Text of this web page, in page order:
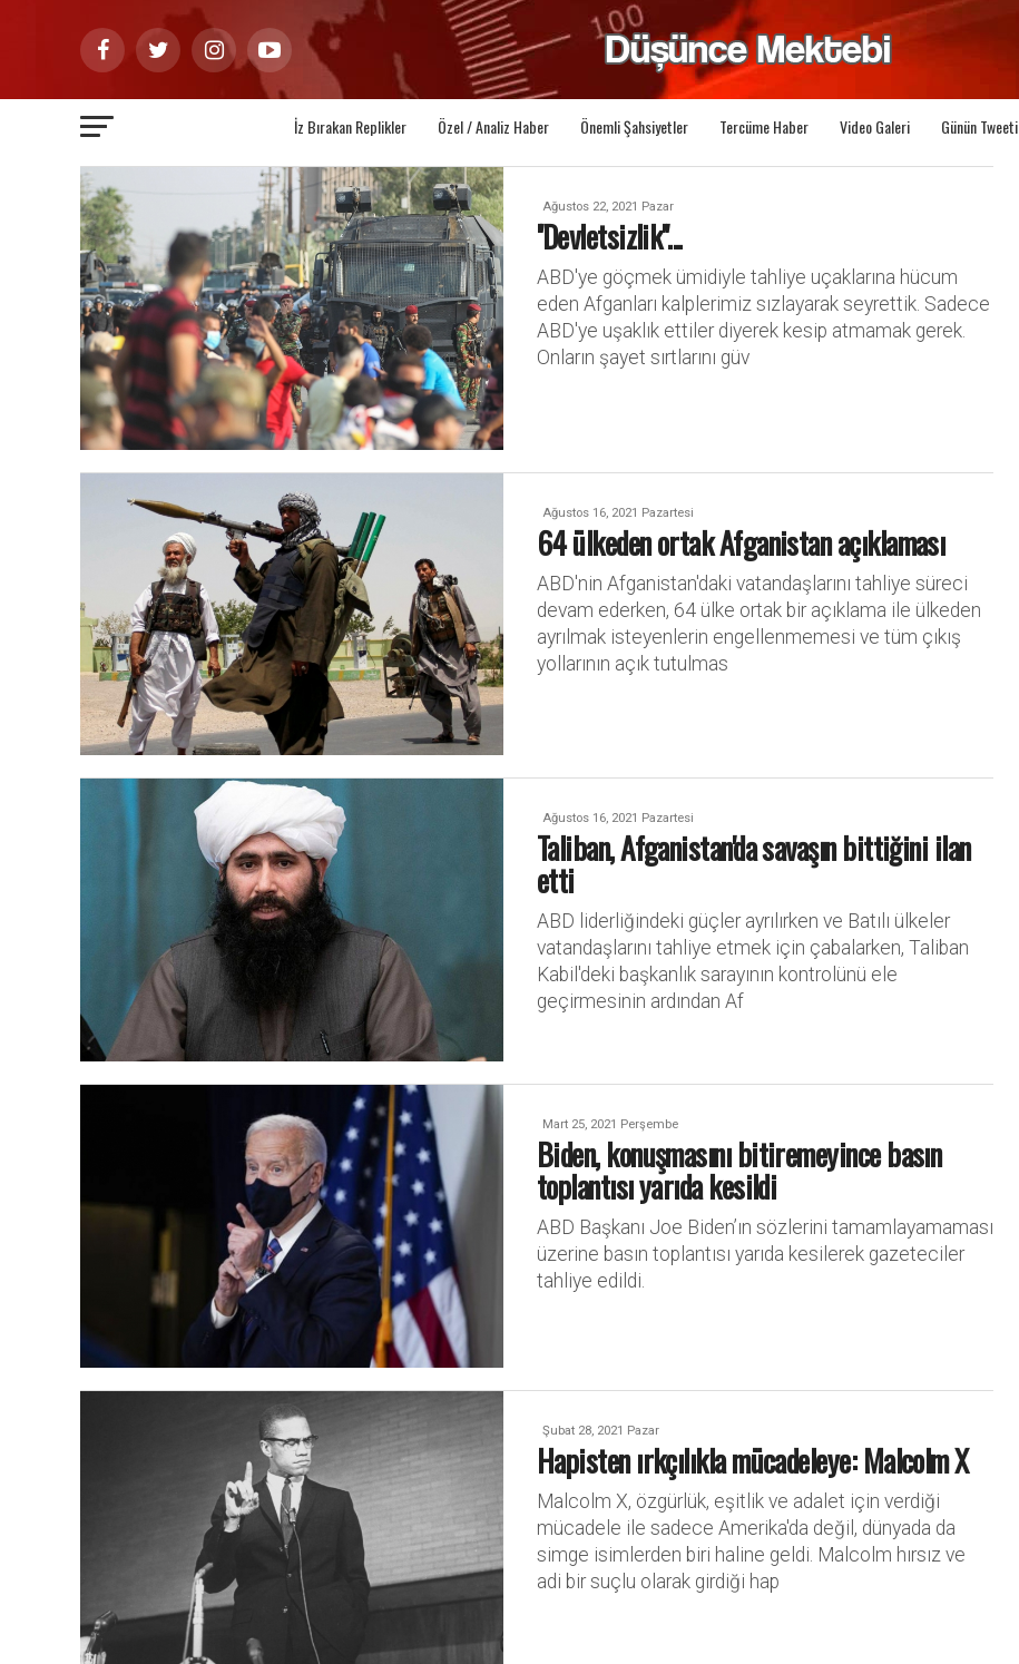
İz Bırakan Replikler Özel / Analiz Haber Önemli Şahsiyetler Tercüme Haber Video Galeri Günün Tweeti
Ağustos 22, 2021 Pazar
''Devletsizlik''...
ABD'ye göçmek ümidiyle tahliye uçaklarına hücum
eden Afganları kalplerimiz sızlayarak seyrettik. Sadece
ABD'ye uşaklık ettiler diyerek kesip atmamak gerek.
Onların şayet sırtlarını güv
Ağustos 16, 2021 Pazartesi
64 ülkeden ortak Afganistan açıklaması
ABD'nin Afganistan'daki vatandaşlarını tahliye süreci
devam ederken, 64 ülke ortak bir açıklama ile ülkeden
ayrılmak isteyenlerin engellenmemesi ve tüm çıkış
yollarının açık tutulmas
Ağustos 16, 2021 Pazartesi
Taliban, Afganistan'da savaşın bittiğini ilan
etti
ABD liderliğindeki güçler ayrılırken ve Batılı ülkeler
vatandaşlarını tahliye etmek için çabalarken, Taliban
Kabil'deki başkanlık sarayının kontrolünü ele
geçirmesinin ardından Af
Mart 25, 2021 Perşembe
Biden, konuşmasını bitiremeyince basın
toplantısı yarıda kesildi
ABD Başkanı Joe Biden’ın sözlerini tamamlayamaması
üzerine basın toplantısı yarıda kesilerek gazeteciler
tahliye edildi.
Şubat 28, 2021 Pazar
Hapisten ırkçılıkla mücadeleye: Malcolm X
Malcolm X, özgürlük, eşitlik ve adalet için verdiği
mücadele ile sadece Amerika'da değil, dünyada da
simge isimlerden biri haline geldi. Malcolm hırsız ve
adi bir suçlu olarak girdiği hap